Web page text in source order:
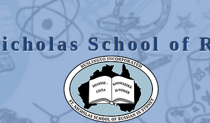
School of